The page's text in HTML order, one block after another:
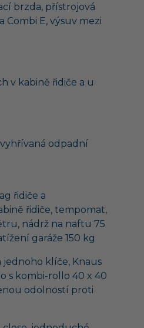
brzda, přístrojová
Combi E, výsuv mezi
v kabině řidiče a u
odpadní
řidiče a
řidiče, tempomat,
nádrž na naftu 75
garáže 150 kg
klíče, Knaus
s kombi-rollo 40 x 40
odolností proti